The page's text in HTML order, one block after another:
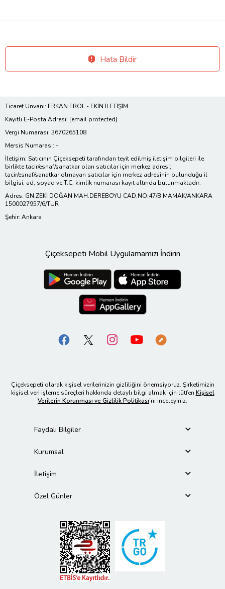
Hata Bildir
Ticaret Ünvanı: ERKAN EROL - EKİN İLETİŞİM
Kayıtlı E-Posta Adresi: [email protected]
Vergi Numarası: 3670265108
Mersis Numarası: -
İletişim: Satıcının Çiçeksepeti tarafından teyit edilmiş iletişim bilgileri ile
birlikte tacir/esnaf/sanatkar olan satıcılar için merkez adresi;
tacir/esnaf/sanatkar olmayan satıcılar için merkez adresinin bulunduğu il
bilgisi, ad, soyad ve T.C. kimlik numarası kayıt altında bulunmaktadır.
Adres: GN.ZEKİ DOĞAN MAH.DEREBOYU CAD.NO:47/B MAMAK/ANKARA
1500027957/6/TUR
Şehir: Ankara
Çiçeksepeti Mobil Uygulamamızı İndirin
Çiçeksepeti olarak kişisel verilerinizin gizliliğini önemsiyoruz. Şirketimizin
kişisel veri işleme süreçleri hakkında detaylı bilgi almak için lütfen Kişisel
Verilerin Korunması ve Gizlilik Politikası’nı inceleyiniz.
Faydalı Bilgiler
Kurumsal
İletişim
Özel Günler